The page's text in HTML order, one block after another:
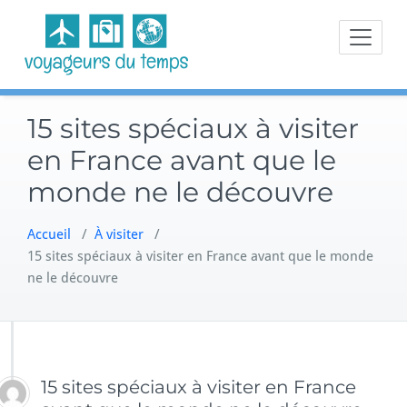
content
15 sites spéciaux à visiter
en France avant que le
monde ne le découvre
Accueil / À visiter /
15 sites spéciaux à visiter en France avant que le monde
ne le découvre
15 sites spéciaux à visiter en France